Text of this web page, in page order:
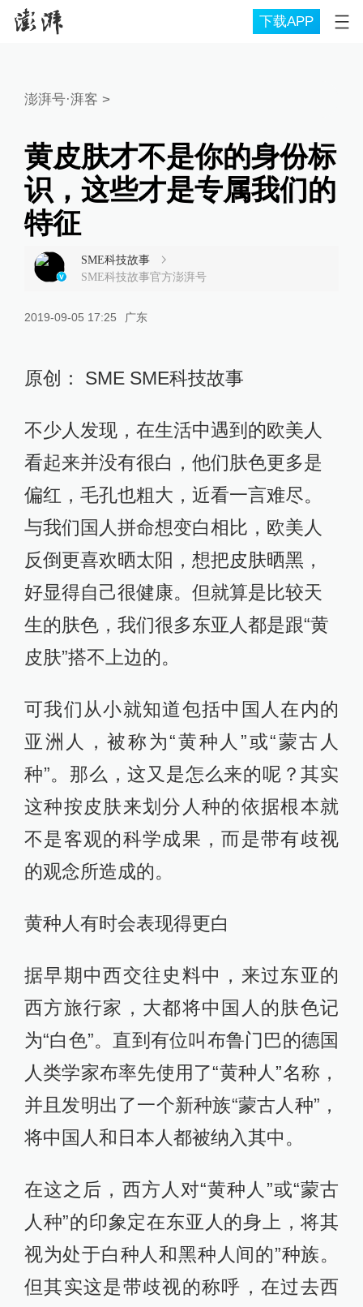
下载APP
澎湃号·湃客 >
黄皮肤才不是你的身份标
识，这些才是专属我们的
特征
SME科技故事
SME科技故事官方澎湃号
2019-09-05 17:25 广东
原创： SME SME科技故事
不少人发现，在生活中遇到的欧美人
看起来并没有很白，他们肤色更多是
偏红，毛孔也粗大，近看一言难尽。
与我们国人拼命想变白相比，欧美人
反倒更喜欢晒太阳，想把皮肤晒黑，
好显得自己很健康。但就算是比较天
生的肤色，我们很多东亚人都是跟“黄
皮肤”搭不上边的。
可我们从小就知道包括中国人在内的
亚洲人，被称为“黄种人”或“蒙古人
种”。那么，这又是怎么来的呢？其实
这种按皮肤来划分人种的依据根本就
不是客观的科学成果，而是带有歧视
的观念所造成的。
黄种人有时会表现得更白
据早期中西交往史料中，来过东亚的
西方旅行家，大都将中国人的肤色记
为“白色”。直到有位叫布鲁门巴的德国
人类学家布率先使用了“黄种人”名称，
并且发明出了一个新种族“蒙古人种”，
将中国人和日本人都被纳入其中。
在这之后，西方人对“黄种人”或“蒙古
人种”的印象定在东亚人的身上，将其
视为处于白种人和黑种人间的”种族。
但其实这是带歧视的称呼，在过去西